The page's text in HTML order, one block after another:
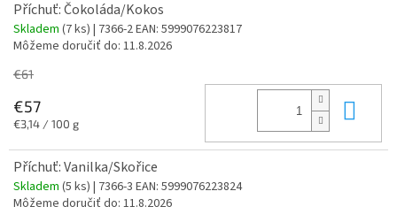
Příchuť: Čokoláda/Kokos
Skladem (7 ks) | 7366-2EAN: 5999076223817
Môžeme doručiť do: 11.8.2026
€61
€57
Jednotková
€3,14 / 100 g
Příchuť: Vanilka/Skořice
Skladem (5 ks) | 7366-3 EAN: 5999076223824
Môžeme doručiť do: 11.8.2026